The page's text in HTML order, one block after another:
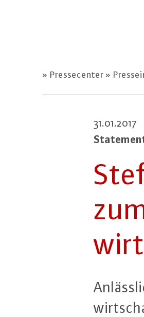
Pressecenter
31.01.2017